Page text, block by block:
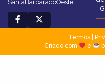
SantaBárbaradoOeste.
Termos|
Criado com
e